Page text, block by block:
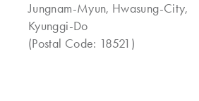
Jungnam-Myun, Hwasung-City,
Kyunggi-Do
(Postal Code: 18521)